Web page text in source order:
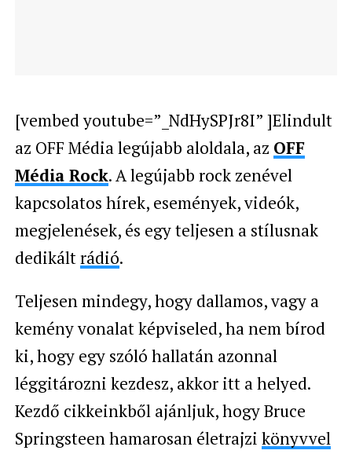
[vembed youtube=”_NdHySPJr8I” ]Elindult
az OFF Média legújabb aloldala, az OFF
Média Rock. A legújabb rock zenével
kapcsolatos hírek, események, videók,
megjelenések, és egy teljesen a stílusnak
dedikáltrádió.
Teljesen mindegy, hogy dallamos, vagy a
kemény vonalat képviseled, ha nem bírod
ki, hogy egy szóló hallatán azonnal
léggitározni kezdesz, akkor itt a helyed.
Kezdő cikkeinkből ajánljuk, hogy Bruce
Springsteen hamarosan életrajzi könyvvel